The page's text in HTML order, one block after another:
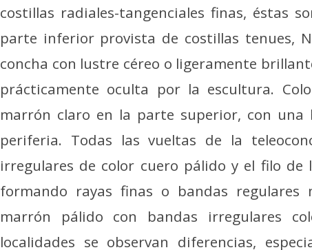
costillas radiales-tangenciales finas, éstas
parte inferior provista de costillas tenues,
concha con lustre céreo o ligeramente
prácticamente oculta por la escultura.
marrón claro en la parte superior, con una
periferia. Todas las vueltas de la
irregulares de color cuero pálido y el filo
formando rayas finas o bandas
marrón pálido con bandas irregulares
localidades se observan diferencias,